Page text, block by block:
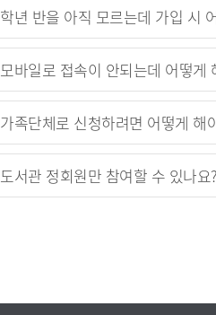
학년 반을 아직 모르는데 가입 시
모바일로 접속이 안되는데 어떻게
가족단체로 신청하려면 어떻게 해
도서관 정회원만 참여할 수 있나요?